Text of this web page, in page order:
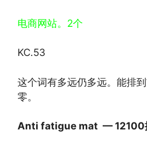
电商网站。2个
KC.53
这个词有多远仍多远。能排
零。
Anti fatigue mat — 12100